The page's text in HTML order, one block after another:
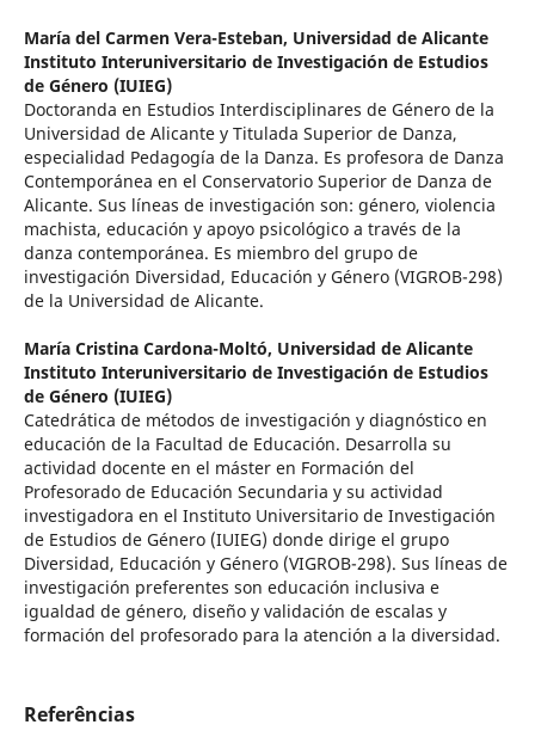
María del Carmen Vera-Esteban, Universidad de Alicante
Instituto Interuniversitario de Investigación de Estudios
de Género (IUIEG)
Doctoranda en Estudios Interdisciplinares de Género de la
Universidad de Alicante y Titulada Superior de Danza,
especialidad Pedagogía de la Danza. Es profesora de Danza
Contemporánea en el Conservatorio Superior de Danza de
Alicante. Sus líneas de investigación son: género, violencia
machista, educación y apoyo psicológico a través de la
danza contemporánea. Es miembro del grupo de
investigación Diversidad, Educación y Género (VIGROB-298)
de la Universidad de Alicante.
María Cristina Cardona-Moltó, Universidad de Alicante
Instituto Interuniversitario de Investigación de Estudios
de Género (IUIEG)
Catedrática de métodos de investigación y diagnóstico en
educación de la Facultad de Educación. Desarrolla su
actividad docente en el máster en Formación del
Profesorado de Educación Secundaria y su actividad
investigadora en el Instituto Universitario de Investigación
de Estudios de Género (IUIEG) donde dirige el grupo
Diversidad, Educación y Género (VIGROB-298). Sus líneas de
investigación preferentes son educación inclusiva e
igualdad de género, diseño y validación de escalas y
formación del profesorado para la atención a la diversidad.
Referências